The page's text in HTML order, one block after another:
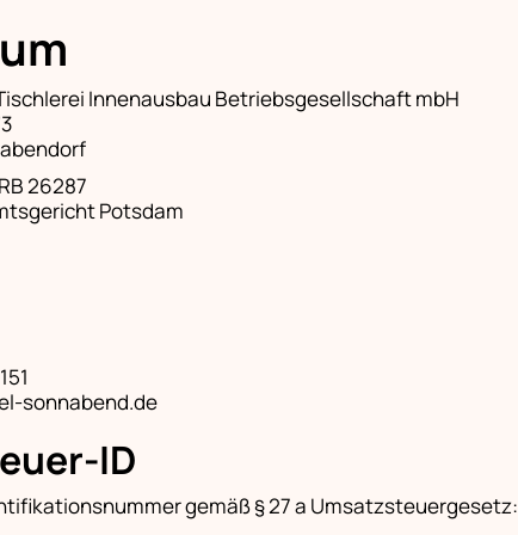
Innenausbau Betriebsgesellschaft mbH
26287
Potsdam
sonnabend.de
ID
gemäß § 27 a Umsatzsteuergesetz: